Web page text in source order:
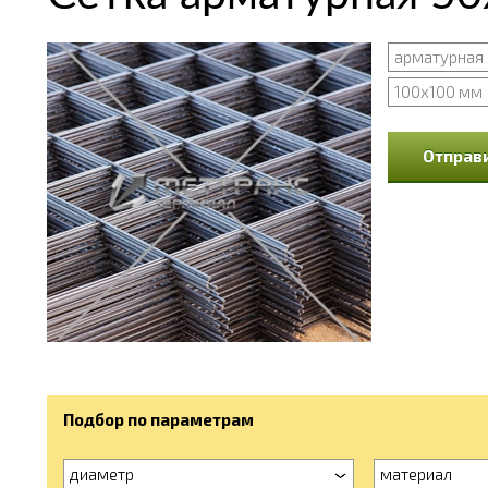
арматурная
100x100 мм
Подбор по параметрам
диаметр материал